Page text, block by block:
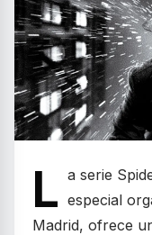
L a serie
especial
Madrid, ofrece